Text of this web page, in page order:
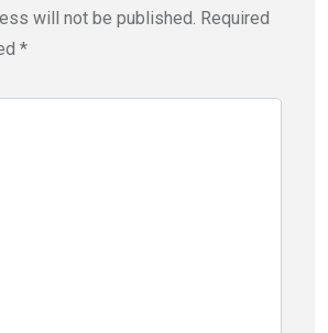
will not be published. Required
*